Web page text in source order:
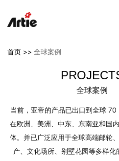
首页 >> 全球案例
全球案例
当前，亚帝的产品已出口到全球 70
在欧洲、美洲、中东、东南亚和国
体。并已广泛应用于全球高端邮轮
产、文化场所、别墅花园等多样化